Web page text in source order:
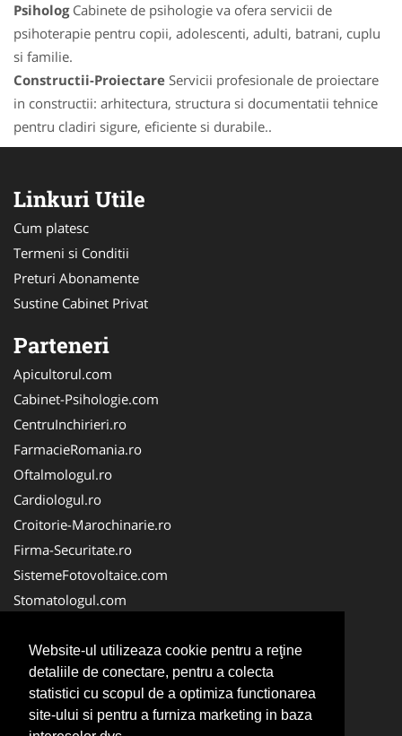
Website-ul utilizeaza cookie pentru a reţine
detaliile de conectare, pentru a colecta
statistici cu scopul de a optimiza functionarea
site-ului si pentru a furniza marketing in baza
PsihologCabinete de psihologie va ofera servicii de
psihoterapie pentru copii, adolescenti, adulti, batrani, cuplu
si familie.
Constructii-Proiectare Servicii profesionale de proiectare
in constructii: arhitectura, structura si documentatii tehnice
pentru cladiri sigure, eficiente si durabile..
Linkuri Utile
Cum platesc
Termeni si Conditii
Preturi Abonamente
Sustine Cabinet Privat
Parteneri
Apicultorul.com
Cabinet-Psihologie.com
CentruInchirieri.ro
FarmacieRomania.ro
Oftalmologul.ro
Cardiologul.ro
Croitorie-Marochinarie.ro
Firma-Securitate.ro
SistemeFotovoltaice.com
Stomatologul.com
Birouri-Cadastru.ro
Cabinet-Individual.ro
CramaVinuri.ro
InstalatiiSolare.com